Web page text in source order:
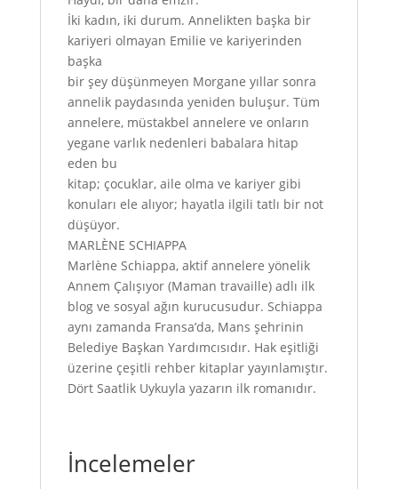
İki kadın, iki durum. Annelikten başka bir
kariyeri olmayan Emilie ve kariyerinden
başka
bir şey düşünmeyen Morgane yıllar sonra
annelik paydasında yeniden buluşur. Tüm
annelere, müstakbel annelere ve onların
yegane varlık nedenleri babalara hitap
eden bu
kitap; çocuklar, aile olma ve kariyer gibi
konuları ele alıyor; hayatla ilgili tatlı bir not
düşüyor.
MARLÈNE SCHIAPPA
Marlène Schiappa, aktif annelere yönelik
Annem Çalışıyor (Maman travaille) adlı ilk
blog ve sosyal ağın kurucusudur. Schiappa
aynı zamanda Fransa’da, Mans şehrinin
Belediye Başkan Yardımcısıdır. Hak eşitliği
üzerine çeşitli rehber kitaplar yayınlamıştır.
Dört Saatlik Uykuyla yazarın ilk romanıdır.
İncelemeler